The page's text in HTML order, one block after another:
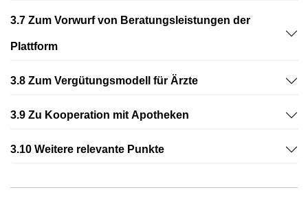
3.7 Zum Vorwurf von Beratungsleistungen der
Plattform
3.8 Zum Vergütungsmodell für Ärzte
3.9 Zu Kooperation mit Apotheken
3.10 Weitere relevante Punkte